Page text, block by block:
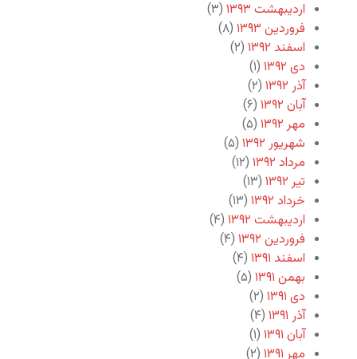
اردیبهشت ۱۳۹۳
(۳)
فروردین ۱۳۹۳
(۸)
اسفند ۱۳۹۲
(۲)
دی ۱۳۹۲
(۱)
آذر ۱۳۹۲
(۲)
آبان ۱۳۹۲
(۶)
مهر ۱۳۹۲
(۵)
شهریور ۱۳۹۲
(۵)
مرداد ۱۳۹۲
(۱۲)
تیر ۱۳۹۲
(۱۳)
خرداد ۱۳۹۲
(۱۳)
اردیبهشت ۱۳۹۲
(۴)
فروردین ۱۳۹۲
(۴)
اسفند ۱۳۹۱
(۴)
بهمن ۱۳۹۱
(۵)
دی ۱۳۹۱
(۲)
آذر ۱۳۹۱
(۴)
آبان ۱۳۹۱
(۱)
مهر ۱۳۹۱
(۲)